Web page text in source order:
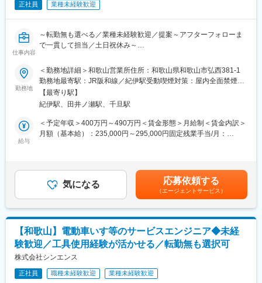
正社員 業種未経験歓迎
仕事内容
～転勤無も選べる／業種未経験歓迎／提案～アフターフォローま
で一貫して担当／土日祝休み～
■業務内容：
電動車いす・シニアカーを中心に、人々を支えている当社にて、
法人に対する自社サービス、商品の代理店営業をお任せいたしま
す。
■業務詳細：
・電動車いすレンタルサービス、オリジナル福祉用具の提案
■業務補足：
・営業方法：社用車で1日あたり5～6件程度の法人に訪問し、自
・営業先：福祉用具取扱業者、卸業者、ケアマネジャー、その他
※個人宅への飛び込み営業はありません。
・取扱商品：スズキ、ヤマハなど国内大手メーカーや自社ブラン
ドの電動車いす／自社ブランドの福祉用具（歩行関連機器）
■当社の強み：
勤務地
＜勤務地詳細＞和歌山営業所住所：和歌山県和歌山市弘西381-1
勤務地最寄駅：JR阪和線／紀伊駅受動喫煙対策：屋内全面禁煙変
更の範囲：会社の定める事業所
【最寄り駅】
紀伊駅、田井ノ瀬駅、千旦駅
給与
＜予定年収＞400万円～490万円＜賃金形態＞月給制＜賃金内訳＞
月額（基本給）：235,000円～295,000円固定残業手当/月：
やスキルを考慮の上、当社規定により決定いたします。■昇給：年
1回■賞与：年2回賃金はあくまでも目安の金額であり、選考を通
じて上下する可能性があります。月給(月額)は固定手当を含めた表
記です。
気になる 応募依頼する
（エージェントサービス）
【和歌山】電動車いす等のサービスエンジニア◆未経
験歓迎／工具使用経験が活かせる／転勤無も選択可
株式会社シンエンス
正社員 職種未経験歓迎 業種未経験歓迎